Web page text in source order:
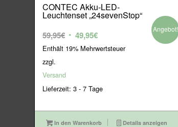
CONTEC Akku-LED-
Leuchtenset „24sevenStop“
59,95€ Ursprünglicher
Preis
49,95€Aktueller
Preis
Enthält 19% Mehrwertsteuer
zzgl.
Versand
Lieferzeit: 3 - 7 Tage
Angebot!
In den Warenkorb Details anzeigen